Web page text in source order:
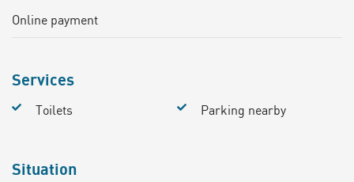
Online payment
Services
Toilets Parking nearby
Situation